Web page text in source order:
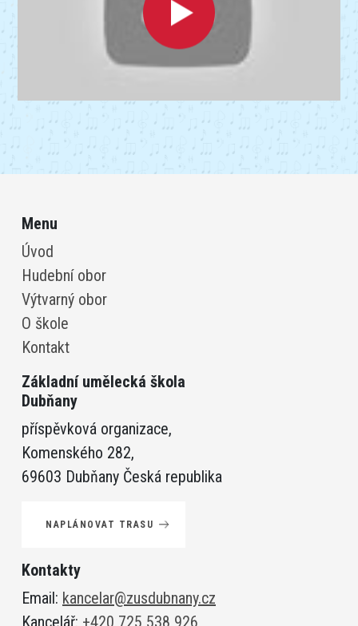
Menu
Úvod
Hudební obor
Výtvarný obor
O škole
Kontakt
Základní umělecká škola
Dubňany
příspěvková organizace,
Komenského 282,
69603 Dubňany Česká republika
NAPLÁNOVAT TRASU
Kontakty
Email: kancelar@zusdubnany.cz
Kancelář: +420 725 538 926